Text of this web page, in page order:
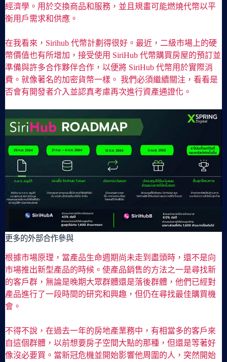
經濟學。用於交換商品和服務，並且規畫可能燃燒代幣以平
衡用戶需求和供應。
在我看來，Sirihub 代幣計劃得很好。最近，二級市場上的硬
幣價值也有所增加，接受使用 SiriHub 代幣購買房屋的預訂並
準備與許多合作夥伴合作，以便將 SiriHub 代幣用於實際消
費。就像著名的加密貨幣一樣。 我們必須繼續關注，看看是
否會有開發者介入並認真考慮再次進行資產通證化。
更多的外部合作參與
根據市場原理，當產品生命週期尚未走到盡頭時，還不是向
市場推出新型產品的時候。使產品銷售的方法之一是尋找新
的客戶群，無論是晚期大眾群體還是落後群體，他們已經對
產品進行了一段時間的研究和興趣，但仍在尋找最佳購買機
會。
不得不說，在過去一年的房地產業務中，有相當多的客戶來
自這個群體，以前想要房子空間大點的那種，但還是等著好
像沒必要買。當新冠危機並開始影響他周圍的人，突然開始